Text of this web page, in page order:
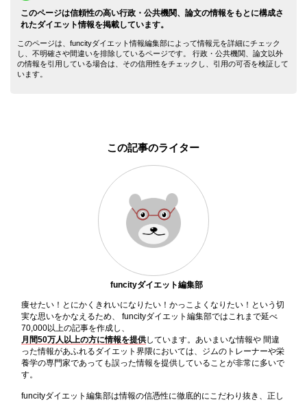
このページは信頼性の高い行政・公共機関、論文の情報をもとに構成さ
れたダイエット情報を掲載しています。
このページは、funcityダイエット情報編集部によって情報元を詳細にチェック
し、不明確さや間違いを排除しているページです。 行政・公共機関、論文以外
の情報を引用している場合は、その信用性をチェックし、引用の可否を検証して
います。
この記事のライター
funcityダイエット編集部
痩せたい！とにかくきれいになりたい！かっこよくなりたい！という切
実な思いをかなえるため、 funcityダイエット編集部ではこれまで延べ
70,000以上の記事を作成し、
月間50万人以上の方に情報を提供しています。あいまいな情報や 間違
った情報があふれるダイエット界隈においては、ジムのトレーナーや栄
養学の専門家であっても誤った情報を提供していることが非常に多いで
す。
funcityダイエット編集部は情報の信憑性に徹底的にこだわり抜き、正し